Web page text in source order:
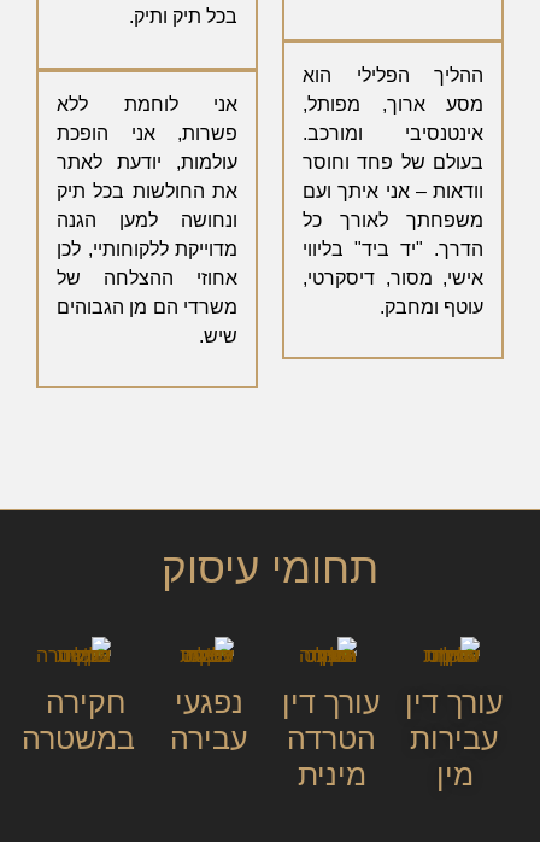
ההליך הפלילי הוא
מסע ארוך, מפותל,
אינטנסיבי ומורכב.
בעולם של פחד וחוסר
וודאות – אני איתך ועם
משפחתך לאורך כל
הדרך. "יד ביד" בליווי
אישי, מסור, דיסקרטי,
עוטף ומחבק.
בכל תיק ותיק.
אני לוחמת ללא
פשרות, אני הופכת
עולמות, יודעת לאתר
את החולשות בכל תיק
ונחושה למען הגנה
מדוייקת ללקוחותיי, לכן
אחוזי ההצלחה של
משרדי הם מן הגבוהים
שיש.
תחומי עיסוק
עורך דין
עבירות
מין
עורך דין
הטרדה
מינית
נפגעי
עבירה
חקירה
במשטרה